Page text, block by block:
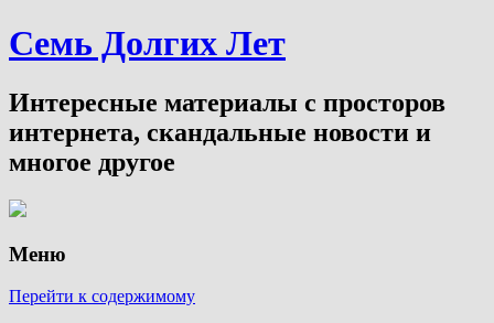
Семь Долгих Лет
Интересные материалы с просторов
интернета, скандальные новости и
многое другое
Меню
Перейти к содержимому